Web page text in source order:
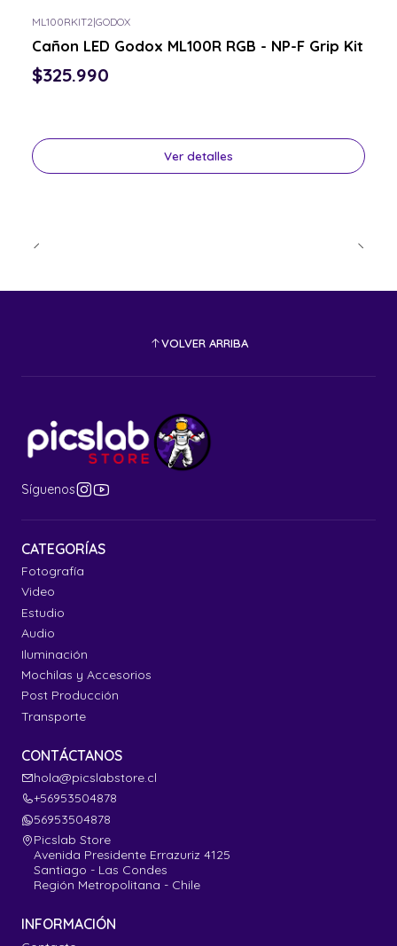
ML100RKIT2|GODOX
Cañon LED Godox ML100R RGB - NP-F Grip Kit
$325.990
Ver detalles
VOLVER ARRIBA
Síguenos
CATEGORÍAS
Fotografía
Video
Estudio
Audio
Iluminación
Mochilas y Accesorios
Post Producción
Transporte
CONTÁCTANOS
hola@picslabstore.cl
+56953504878
56953504878
Picslab Store
Avenida Presidente Errazuriz 4125
Santiago - Las Condes
Región Metropolitana - Chile
INFORMACIÓN